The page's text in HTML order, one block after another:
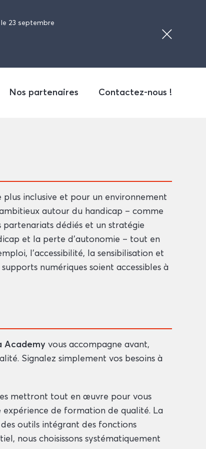
le 23 septembre
Nos partenaires Contactez-nous !
inclusive et pour un environnement
autour du handicap – comme
partenariats dédiés et un stratégie
et la perte d’autonomie – tout en
l’accessibilité, la sensibilisation et
numériques soient accessibles à
Academy vous accompagne avant,
Signalez simplement vos besoins à
mettront tout en œuvre pour vous
de formation de qualité. La
outils intégrant des fonctions
nous choisissons systématiquement